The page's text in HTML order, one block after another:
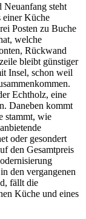
steht
einer Küche
Posten zu Buche
welche
Rückwand
bleibt günstiger
Insel, schon weil
Echtholz, eine
Daneben kommt
stammt, wie
oder gesondert
den Gesamtpreis
den vergangenen
fällt die
Küche und eines